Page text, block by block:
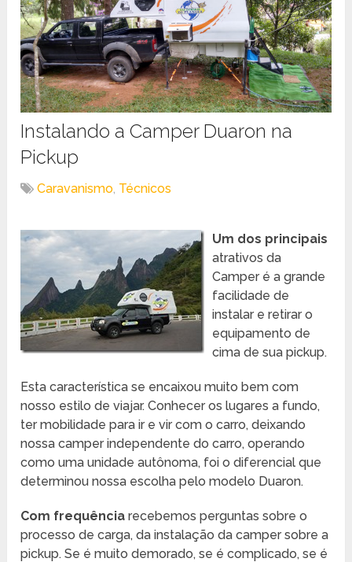
Instalando a Camper Duaron na
Pickup
Caravanismo, Técnicos
Um dos principais
atrativos da
Camper é a grande
facilidade de
instalar e retirar o
equipamento de
cima de sua pickup.
Esta característica se encaixou muito bem com
nosso estilo de viajar. Conhecer os lugares a fundo,
ter mobilidade para ir e vir com o carro, deixando
nossa camper independente do carro, operando
como uma unidade autônoma, foi o diferencial que
determinou nossa escolha pelo modelo Duaron.
Com frequência recebemos perguntas sobre o
processo de carga, da instalação da camper sobre a
pickup. Se é muito demorado, se é complicado, se é